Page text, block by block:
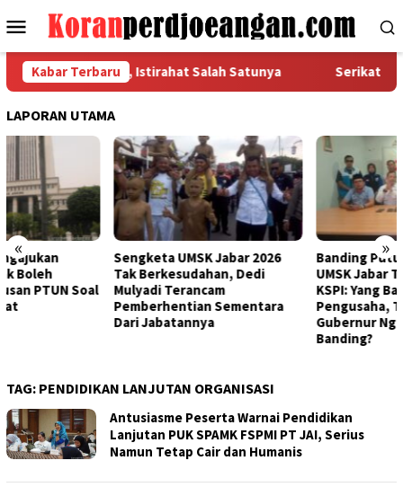
ke
Menu
Mobile
Kabar Terbaru
Dasar Pekerja, Istirahat Salah Satunya Serikat
LAPORAN UTAMA
« »
Sengketa UMSK Jabar 2026
Tak Berkesudahan, Dedi
Mulyadi Terancam
Pemberhentian Sementara
Banding Putusan PTUN Prihal
UMSK Jabar Tuai Sorotan
KSPI: Yang Bayar UMSK Itu
Pengusaha, Tapi Mengapa
Gubernur Ngotot Melakukan
TAG: PENDIDIKAN LANJUTAN ORGANISASI
Antusiasme Peserta Warnai Pendidikan
Lanjutan PUK SPAMK FSPMI PT JAI, Serius
Namun Tetap Cair dan Humanis